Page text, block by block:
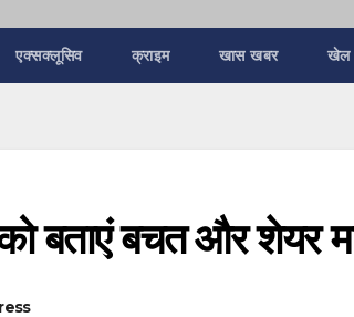
एक्सक्लूसिव क्राइम खास खबर खेल
बताएं बचत और शेयर